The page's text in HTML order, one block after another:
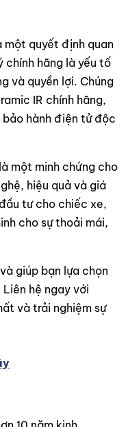
một quyết định quan
hãng là yếu tố
và quyền lợi. Chúng
IR chính hãng,
hành điện tử độc
một minh chứng cho
hiệu quả và giá
tư cho chiếc xe,
cho sự thoải mái,
giúp bạn lựa chọn
hệ ngay với
và trải nghiệm sự